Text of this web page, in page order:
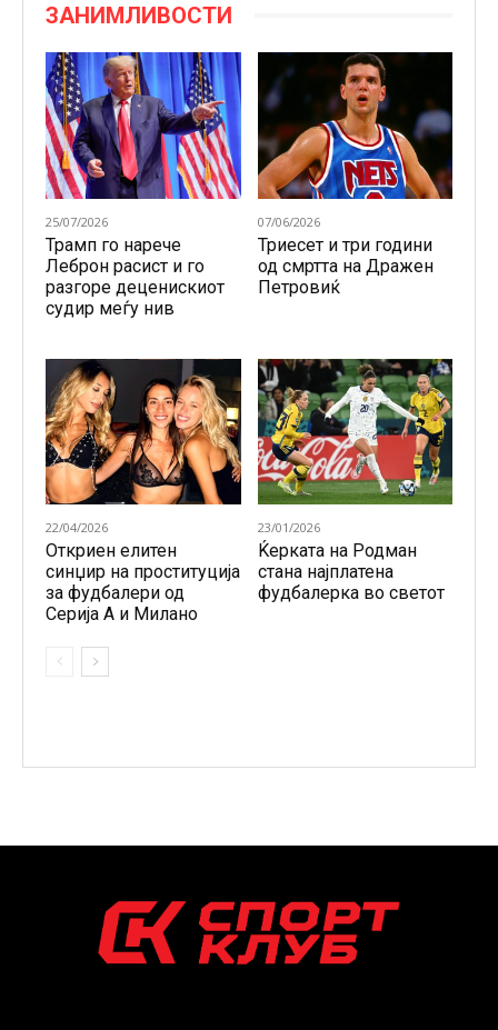
ЗАНИМЛИВОСТИ
25/07/2026
Трамп го нарече
Леброн расист и го
разгоре деценискиот
судир меѓу нив
07/06/2026
Триесет и три години
од смртта на Дражен
Петровиќ
22/04/2026
Откриен елитен
синџир на проституција
за фудбалери од
Серија А и Милано
23/01/2026
Ќерката на Родман
стана најплатена
фудбалерка во светот